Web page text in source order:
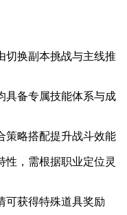
切换副本挑战与主线推
具备专属技能体系与成
策略搭配提升战斗效能
性，需根据职业定位灵
可获得特殊道具奖励